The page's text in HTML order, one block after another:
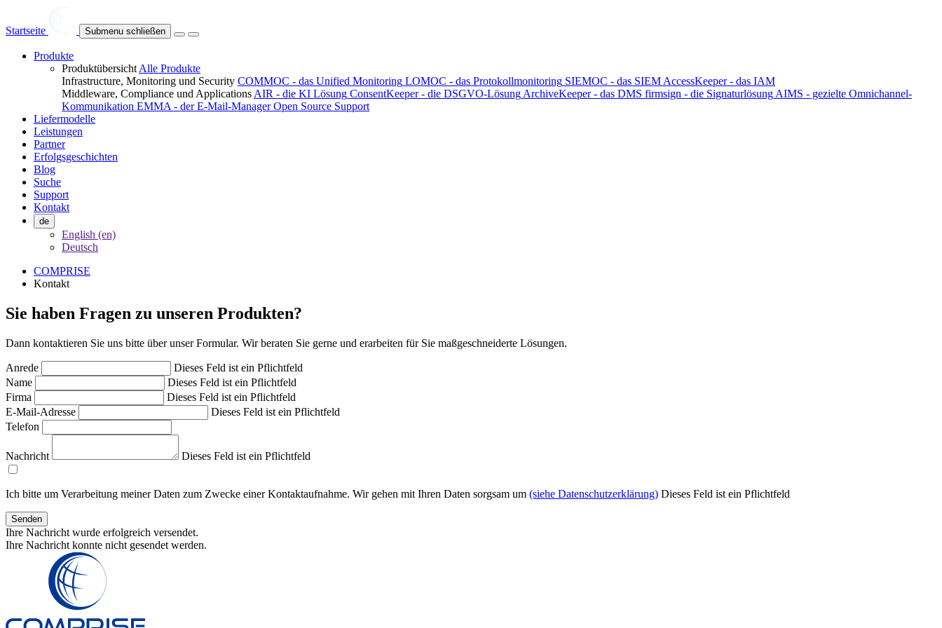
Startseite Submenu schließen
Produkte
Produktübersicht Alle Produkte
Infrastructure, Monitoring und Security COMMOC - das Unified Monitoring LOMOC - das Protokollmonitoring SIEMOC - das SIEM AccessKeeper - das IAM
Middleware, Compliance und Applications AIR - die KI Lösung ConsentKeeper - die DSGVO-Lösung ArchiveKeeper - das DMS firmsign - die Signaturlösung AIMS - gezielte Omnichannel-
Kommunikation EMMA - der E-Mail-Manager Open Source Support
Liefermodelle
Leistungen
Partner
Erfolgsgeschichten
Blog
Suche
Support
Kontakt
de
English (en)
Deutsch
COMPRISE
Kontakt
Sie haben Fragen zu unseren Produkten?
Dann kontaktieren Sie uns bitte über unser Formular. Wir beraten Sie gerne und erarbeiten für Sie maßgeschneiderte Lösungen.
Anrede
Dieses Feld ist ein Pflichtfeld
Name
Dieses Feld ist ein Pflichtfeld
Firma
Dieses Feld ist ein Pflichtfeld
E-Mail-Adresse
Dieses Feld ist ein Pflichtfeld
Telefon
Nachricht Dieses Feld ist ein Pflichtfeld
Ich bitte um Verarbeitung meiner Daten zum Zwecke einer Kontaktaufnahme. Wir gehen mit Ihren Daten sorgsam um (siehe Datenschutzerklärung) Dieses Feld ist ein Pflichtfeld
Senden
Ihre Nachricht wurde erfolgreich versendet.
Ihre Nachricht konnte nicht gesendet werden.